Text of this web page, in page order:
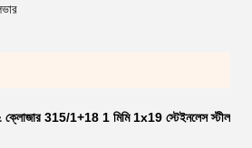
& ক্লোজার 315/1+18 1 মিমি 1x19 স্টেইনলেস স্টীল